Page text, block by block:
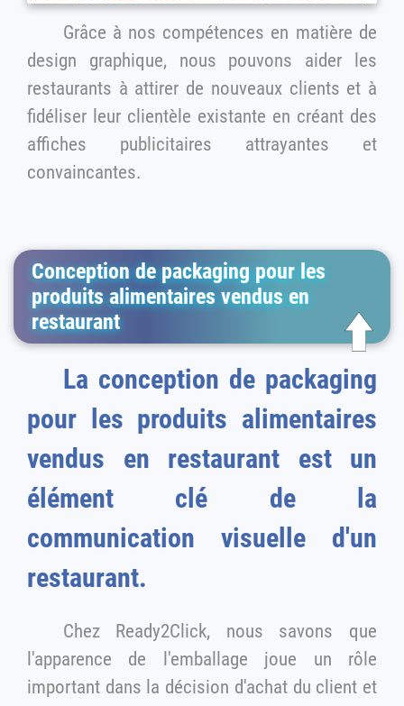
Grâce à nos compétences en matière de
design graphique, nous pouvons aider les
restaurants à attirer de nouveaux clients et à
fidéliser leur clientèle existante en créant des
affiches publicitaires attrayantes et
convaincantes.
Conception de packaging pour les
produits alimentaires vendus en
restaurant
La conception de packaging
pour les produits alimentaires
vendus en restaurant est un
élément clé de la
communication visuelle d'un
restaurant.
Chez Ready2Click, nous savons que
l'apparence de l'emballage joue un rôle
important dans la décision d'achat du client et